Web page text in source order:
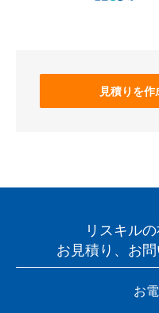
見積りを作
リスキル
お見積り、お
お